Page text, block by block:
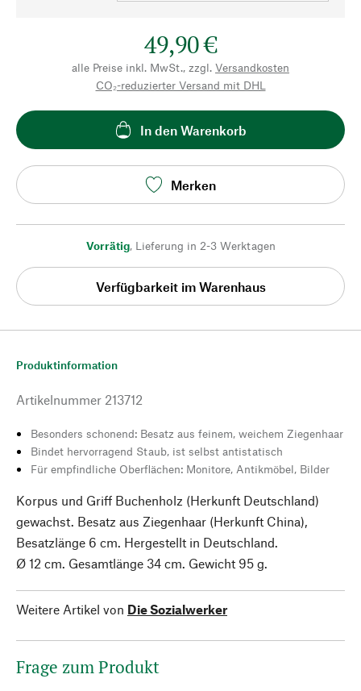
49,90 €
alle Preise inkl. MwSt., zzgl. Versandkosten
CO₂-reduzierter Versand mit DHL
In den Warenkorb
Merken
Vorrätig, Lieferung in 2-3 Werktagen
Verfügbarkeit im Warenhaus
Produktinformation
Artikelnummer 213712
Besonders schonend: Besatz aus feinem, weichem Ziegenhaar
Bindet hervorragend Staub, ist selbst antistatisch
Für empfindliche Oberflächen: Monitore, Antikmöbel, Bilder
Korpus und Griff Buchenholz (Herkunft Deutschland)
gewachst. Besatz aus Ziegenhaar (Herkunft China),
Besatzlänge 6 cm. Hergestellt in Deutschland.
Ø 12 cm. Gesamtlänge 34 cm. Gewicht 95 g.
Weitere Artikel von Die Sozialwerker
Frage zum Produkt